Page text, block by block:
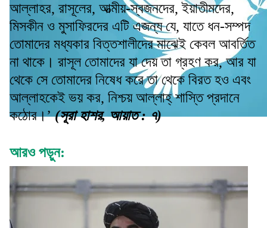
আল্লাহর, রাসূলের, আত্মীয়-স্বজনদের, ইয়াতীমদের,
মিসকীন ও মুসাফিরদের এটি এজন্য যে, যাতে ধন-সম্পদ
তোমাদের মধ্যকার বিত্তশালীদের মাঝেই কেবল আবর্তিত
না থাকে। রাসূল তোমাদের যা দেয় তা গ্রহণ কর, আর যা
থেকে সে তোমাদের নিষেধ করে তা থেকে বিরত হও এবং
আল্লাহকেই ভয় কর, নিশ্চয় আল্লাহ্ শাস্তি প্রদানে
কঠোর।’(সূরা হাশর, আয়াত : ৭)
আরও পড়ুন: